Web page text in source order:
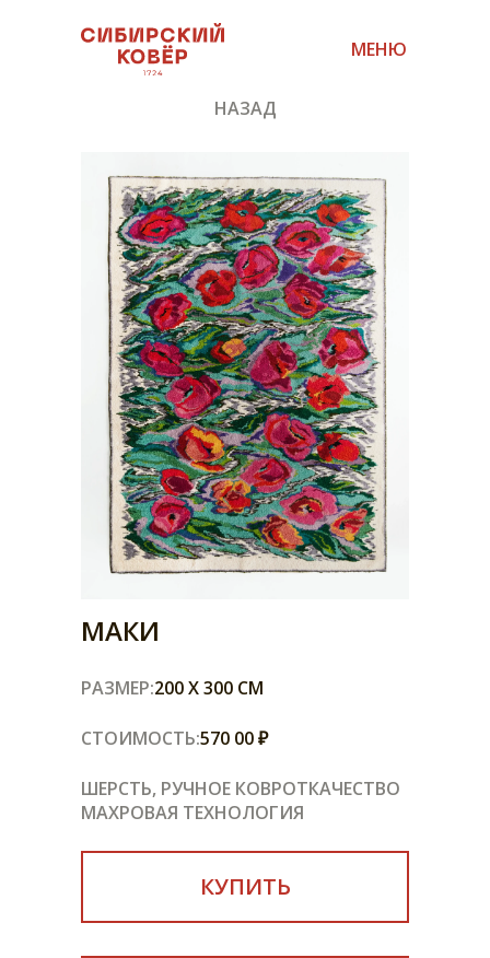
МЕНЮ
НАЗАД
КУПИТЬ
ШЕРСТЬ, РУЧНОЕ КОВРОТКАЧЕСТВО
МАХРОВАЯ ТЕХНОЛОГИЯ
СТОИМОСТЬ:570 00 ₽
РАЗМЕР:200 X 300 СМ
МАКИ